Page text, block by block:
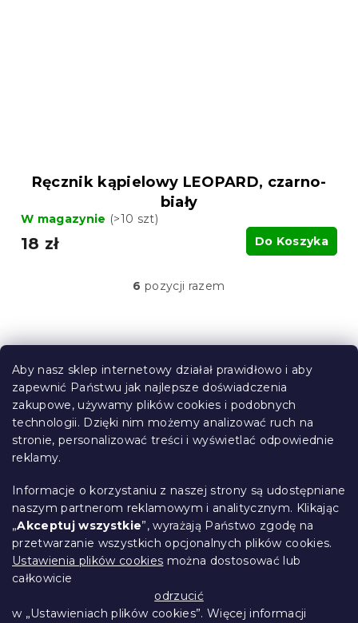
Aby nasz sklep internetowy działał prawidłowo i aby
zapewnić Państwu jak najlepsze doświadczenia
zakupowe, używamy plików cookies i podobnych
technologii. Dzięki nim możemy analizować ruch na
stronie, personalizować treści i wyświetlać odpowiednie
reklamy.
Informacje o korzystaniu z naszej strony są udostępniane
naszym partnerom reklamowym i analitycznym. Klikając
„Akceptuj wszystkie”, wyrażają Państwo zgodę na
przetwarzanie wszystkich opcjonalnych plików cookies.
Ustawienia plików cookies można dostosować lub
całkowicie
odrzucić
w „Ustawieniach plików cookies”. Więcej informacji
Ręcznik kąpielowy LEOPARD, czarno-
biały
W magazynie (>10 szt)
18 zł Do Koszyka
K
t
o
l
k
i
l
i
y
6 pozycji razem
S
Informacje dla Ciebie
Śledzenie zamówienia
Opcje dostawy
Metody płatności
Reklamacje i zwroty towarów
Kontakt
Regulamin
Ochrona danych osobowych
Kodeks etyczny
Dla partnerów